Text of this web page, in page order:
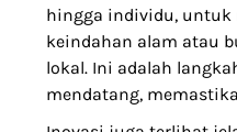
hingga individu, untuk
keindahan alam atau
lokal. Ini adalah
mendatang,